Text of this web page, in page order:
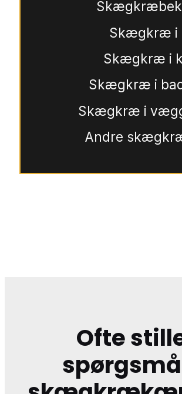
Skægkræ i
Skægkræ i
Skægkræ i
Skægkræ i
Andre
Ofte